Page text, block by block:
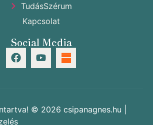
TudásSzérum
Kapcsolat
Social Media
© 2026 csipanagnes.hu |